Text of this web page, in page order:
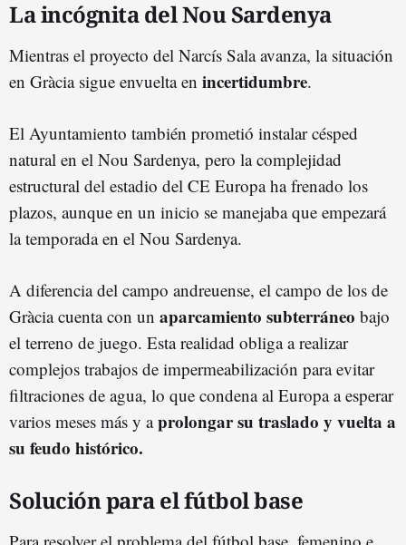
La incógnita del Nou Sardenya
Mientras el proyecto del Narcís Sala avanza, la situación
en Gràcia sigue envuelta en incertidumbre.
El Ayuntamiento también prometió instalar césped
natural en el Nou Sardenya, pero la complejidad
estructural del estadio del CE Europa ha frenado los
plazos, aunque en un inicio se manejaba que empezará
la temporada en el Nou Sardenya.
A diferencia del campo andreuense, el campo de los de
Gràcia cuenta con un aparcamiento subterráneo bajo
el terreno de juego. Esta realidad obliga a realizar
complejos trabajos de impermeabilización para evitar
filtraciones de agua, lo que condena al Europa a esperar
varios meses más y aprolongar su traslado y vuelta a
su feudo histórico.
Solución para el fútbol base